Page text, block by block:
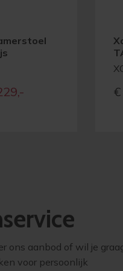
€
ons aanbod of wil je
voor persoonlijk